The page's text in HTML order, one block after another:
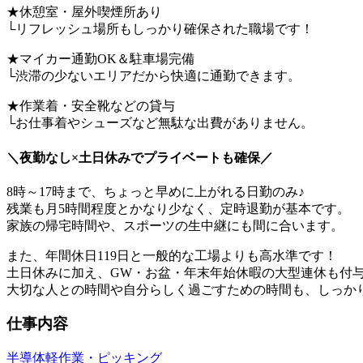
★休憩室・屋外喫煙所あり
└リフレッシュ場所もしっかり確保された職場です！
★マイカー通勤OK＆駐車場完備
└渋滞の少ないエリアだから快適に通勤できます。
★作業着・安全靴などの貸与
└お仕事着やシューズなど無駄な出費がありません。
＼夜勤なし×土日休みでプライベートも確保／
8時～17時まで、ちょっと早めに上がれる日勤のみ♪
残業も月5時間程度とかなり少なく、定時退勤が基本です。
家族の帰宅時間や、スポーツの生中継にも間に合います。
また、年間休日119日と一般的な工場よりも高水準です！
土日休みに加え、GW・お盆・年末年始休暇の大型連休も付与
大切な人との時間や自分らしく過ごすための時間も、しっか
仕事内容
半導体軽作業・ピッキング